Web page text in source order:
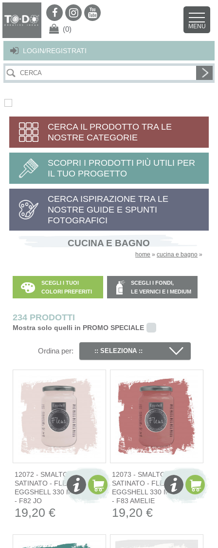
Per offrirti il miglior servizio possibile questo sito utilizza i cookies.
Continuando la navigazione nel sito autorizzi l’uso dei cookies. Per ulteriori
LOGIN/REGISTRATI
(0) MENU
CERCA IL PRODOTTO TRA LE
NOSTRE CATEGORIE
SCOPRI I PRODOTTI PIÙ UTILI PER
IL TUO PROGETTO
CERCA ISPIRAZIONE TRA LE
NOSTRE GUIDE E SPUNTI
FOTOGRAFICI
CUCINA E BAGNO
home »cucina e bagno »
SCEGLI I TUOI
COLORI PREFERITI
SCEGLI I FONDI,
LE VERNICI E I MEDIUM
234 PRODOTTI
Mostra solo quelli in PROMO SPECIALE
Ordina per: :: SELEZIONA ::
12072 - SMALTO
SATINATO - FLEUR
EGGSHELL 330 ML
- F82 JO
19,20 €
12073 - SMALTO
SATINATO - FLEUR
EGGSHELL 330 ML
- F83 AMELIE
19,20 €